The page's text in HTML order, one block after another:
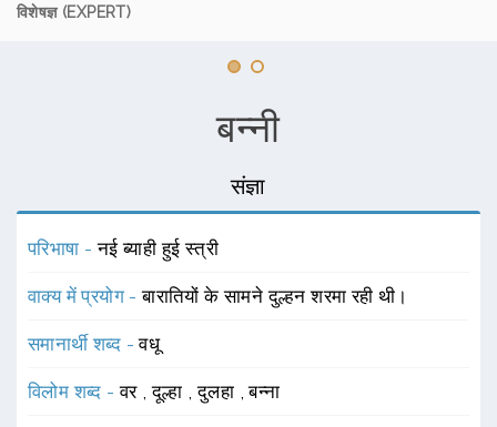
विशेषज्ञ (EXPERT)
बन्नी
संज्ञा
परिभाषा -नई ब्याही हुई स्त्री
वाक्य में प्रयोग -बारातियों के सामने दुल्हन शरमा रही थी।
समानार्थी शब्द -वधू
विलोम शब्द -वर ,दूल्हा ,दुलहा ,बन्ना